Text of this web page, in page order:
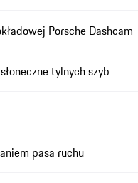
Porsche Dashcam
tylnych szyb
pasa ruchu